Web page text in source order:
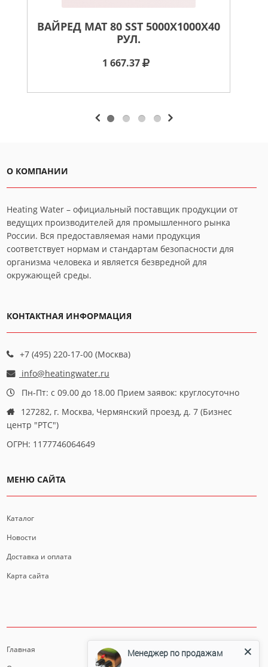
ВАЙРЕД МАТ 80 SST 5000X1000X40
РУЛ.
1 667.37
О КОМПАНИИ
Heating Water – официальный поставщик продукции от
ведущих производителей для промышленного рынка
России. Вся предоставляемая нами продукция
соответствует нормам и стандартам безопасности для
организма человека и является безвредной для
окружающей среды.
КОНТАКТНАЯ ИНФОРМАЦИЯ
+7 (495) 220-17-00 (Москва)
info@heatingwater.ru
Пн-Пт: с 09.00 до 18.00 Прием заявок: круглосуточно
127282, г. Москва, Чермянский проезд, д. 7 (Бизнес
центр "РТС")
ОГРН: 1177746064649
МЕНЮ САЙТА
Каталог
Новости
Доставка и оплата
Карта сайта
Главная
Менеджер по продажам